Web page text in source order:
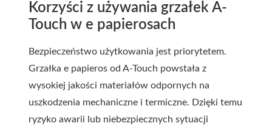
Korzyści z używania grzałek A-
Touch w e papierosach
Bezpieczeństwo użytkowania jest priorytetem.
Grzałka e papieros od A-Touch powstała z
wysokiej jakości materiałów odpornych na
uszkodzenia mechaniczne i termiczne. Dzięki temu
ryzyko awarii lub niebezpiecznych sytuacji